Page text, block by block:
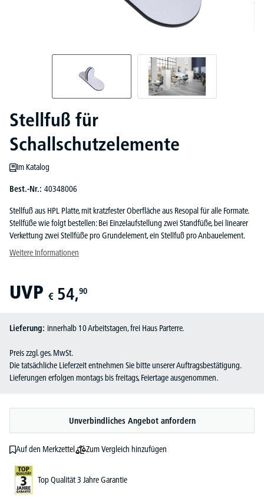
Stellfuß für
Schallschutzelemente
Im Katalog
Best.-Nr.: 40348006
Stellfuß aus HPL Platte, mit kratzfester Oberfläche aus Resopal für alle Formate.
Stellfüße wie folgt bestellen: Bei Einzelaufstellung zwei Standfüße, bei linearer
Verkettung zwei Stellfüße pro Grundelement, ein Stellfuß pro Anbauelement.
Weitere Informationen
UVP € 54,90
Lieferung: innerhalb 10 Arbeitstagen, frei Haus Parterre.
Preis zzgl. ges. MwSt.
Die tatsächliche Lieferzeit entnehmen Sie bitte unserer Auftragsbestätigung.
Lieferungen erfolgen montags bis freitags, Feiertage ausgenommen.
Unverbindliches Angebot anfordern
Auf den Merkzettel Zum Vergleich hinzufügen
Top Qualität 3 Jahre Garantie